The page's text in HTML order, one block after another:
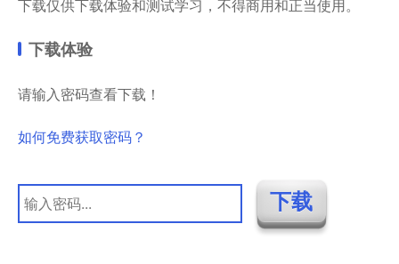
下载仅供下载体验和测试学习，不得商用和正当使用。
下载体验
请输入密码查看下载！
如何免费获取密码？